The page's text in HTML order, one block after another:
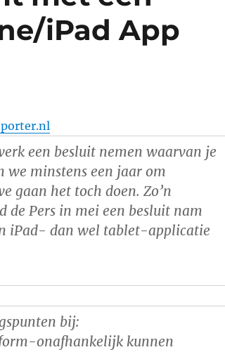
iPad App
een besluit nemen waarvan je
we minstens een jaar om
gaan het toch doen. Zo’n
de Pers in mei een besluit nam
iPad- dan wel tablet-applicatie
bij:
onafhankelijk kunnen